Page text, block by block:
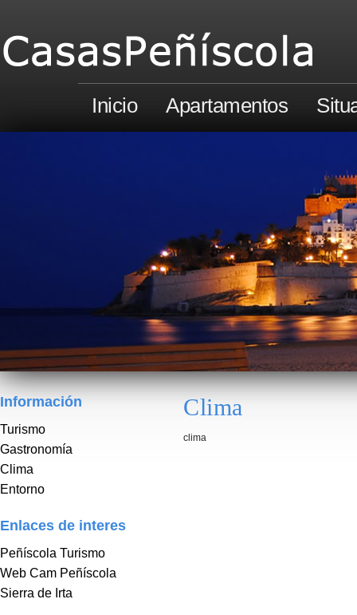
Inicio Apartamentos
Información
Turismo
Gastronomía
Clima
Entorno
Enlaces de interes
Peñíscola Turismo
Web Cam Peñíscola
Sierra de Irta
Clima
clima